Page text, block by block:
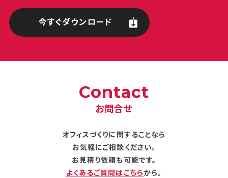
今すぐダウンロード
Contact
お問合せ
オフィスづくりに関することなら
お気軽にご相談ください。
お見積り依頼も可能です。
よくあるご質問はこちらから。